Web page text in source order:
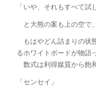
「いや、それもすべて試
と大熊の案も上の空で
もはやどん詰まりの状
るホワイトボードが物語
数式は利得媒質から飽
「センセイ」